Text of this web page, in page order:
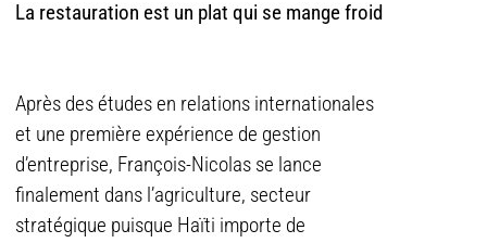
La restauration est un plat qui se mange froid
Après des études en relations internationales
et une première expérience de gestion
d’entreprise, François-Nicolas se lance
finalement dans l’agriculture, secteur
stratégique puisque Haïti importe de